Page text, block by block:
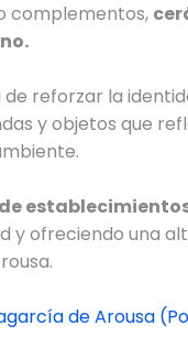
complementos,
reforzar la
y objetos que
y ofreciendo una
de Arousa